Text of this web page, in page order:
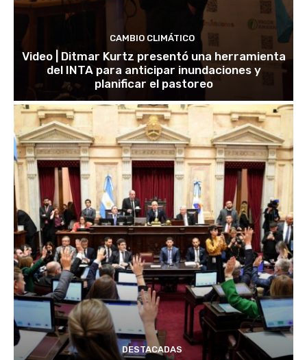
CAMBIO CLIMÁTICO
Video | Ditmar Kurtz presentó una herramienta
del INTA para anticipar inundaciones y
planificar el pastoreo
DESTACADAS